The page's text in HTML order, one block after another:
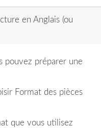
en Anglais (ou
pouvez préparer une
Format des pièces
que vous utilisez